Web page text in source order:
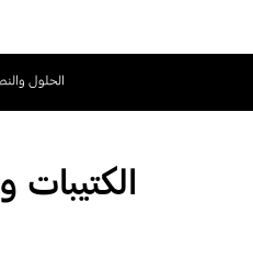
الحلول
الكتيبات